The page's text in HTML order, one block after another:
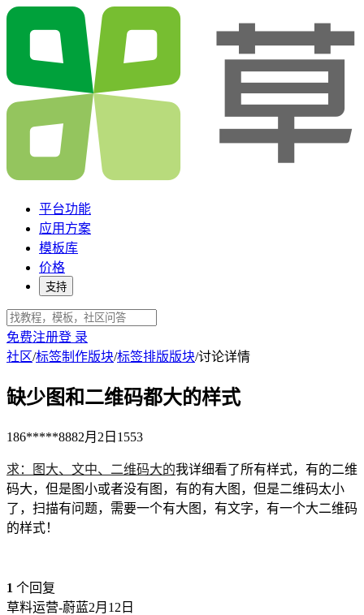
平台功能
应用方案
模板库
价格
支持
免费注册登 录
社区/标签制作版块/标签排版版块/讨论详情
缺少图和二维码都大的样式
186*****8882月2日 1553
求：图大、文中、二维码大的我详细看了所有样式，有的二维
码大，但是图小或者没有图，有的有大图，但是二维码太小
了，扫描有问题，需要一个有大图，有文字，有一个大二维码
的样式！
1 个回复
草料运营-蔚蓝2月12日